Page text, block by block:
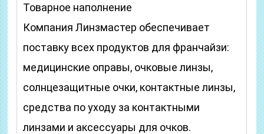
Товарное наполнение
Компания Линзмастер обеспечивает
поставку всех продуктов для франчайзи:
медицинские оправы, очковые линзы,
солнцезащитные очки, контактные линзы,
средства по уходу за контактными
линзами и аксессуары для очков.